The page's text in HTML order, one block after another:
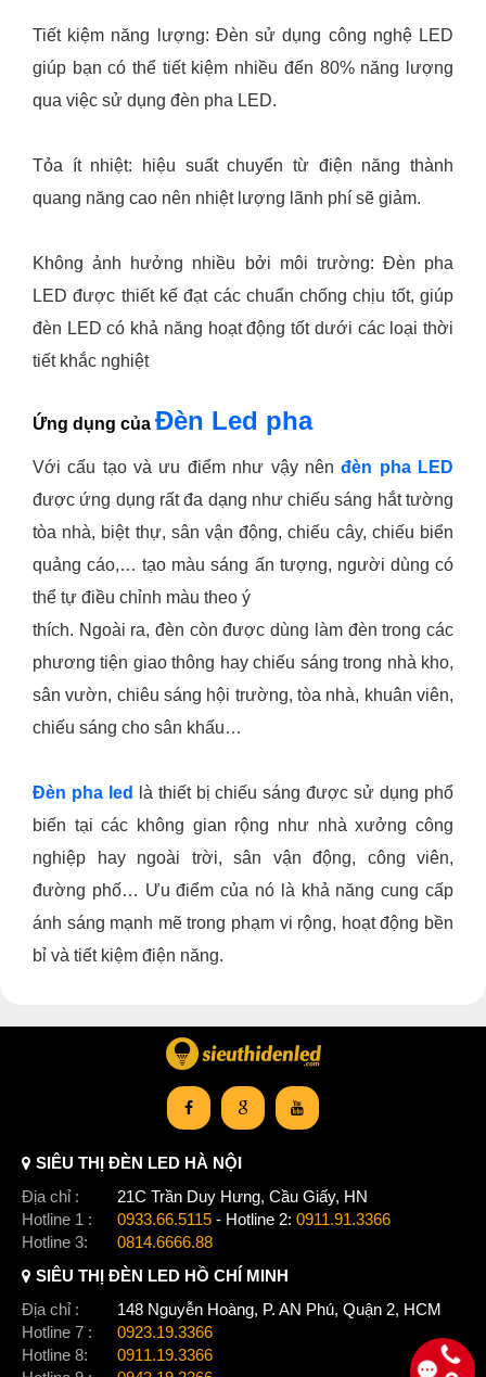
Tiết kiệm năng lượng: Đèn sử dụng công nghệ LED
giúp bạn có thể tiết kiệm nhiều đến 80% năng lượng
qua việc sử dụng đèn pha LED.
Tỏa ít nhiệt: hiệu suất chuyển từ điện năng thành
quang năng cao nên nhiệt lượng lãnh phí sẽ giảm.
Không ảnh hưởng nhiều bởi môi trường: Đèn pha
LED được thiết kế đạt các chuẩn chống chịu tốt, giúp
đèn LED có khả năng hoạt động tốt dưới các loại thời
tiết khắc nghiệt
Ứng dụng của Đèn Led pha
Với cấu tạo và ưu điểm như vậy nênđèn pha LED
được ứng dụng rất đa dạng như chiếu sáng hắt tường
tòa nhà, biệt thự, sân vận động, chiếu cây, chiếu biển
quảng cáo,… tạo màu sáng ấn tượng, người dùng có
thể tự điều chỉnh màu theo ý
thích. Ngoài ra, đèn còn được dùng làm đèn trong các
phương tiện giao thông hay chiếu sáng trong nhà kho,
sân vườn, chiêu sáng hội trường, tòa nhà, khuân viên,
chiếu sáng cho sân khấu…
Đèn pha led
là thiết bị chiếu sáng được sử dụng phổ
biến tại các không gian rộng như nhà xưởng công
nghiệp hay ngoài trời, sân vận động, công viên,
đường phố… Ưu điểm của nó là khả năng cung cấp
ánh sáng mạnh mẽ trong phạm vi rộng, hoạt động bền
bỉ và tiết kiệm điện năng.
SIÊU THỊ ĐÈN LED HÀ NỘI
Địa chỉ :
21C Trần Duy Hưng, Cầu Giấy, HN
Hotline 1 :
0933.66.5115 - Hotline 2: 0911.91.3366
Hotline 3:
0814.6666.88
SIÊU THỊ ĐÈN LED HỒ CHÍ MINH
Địa chỉ :
148 Nguyễn Hoàng, P. AN Phú, Quận 2, HCM
Hotline 7 :
0923.19.3366
Hotline 8:
0911.19.3366